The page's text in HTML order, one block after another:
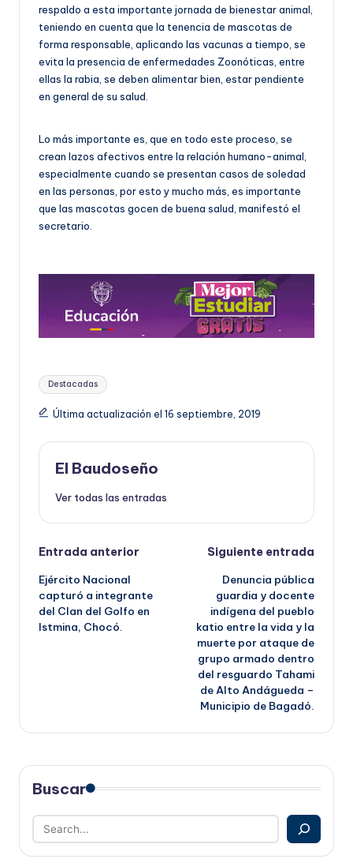
respaldo a esta importante jornada de bienestar animal,
teniendo en cuenta que la tenencia de mascotas de
forma responsable, aplicando las vacunas a tiempo, se
evita la presencia de enfermedades Zoonóticas, entre
ellas la rabia, se deben alimentar bien, estar pendiente
en general de su salud.
Lo más importante es, que en todo este proceso, se
crean lazos afectivos entre la relación humano-animal,
especialmente cuando se presentan casos de soledad
en las personas, por esto y mucho más, es importante
que las mascotas gocen de buena salud, manifestó el
secretario.
Etiquetas:
Destacadas
Última actualización el 16 septiembre, 2019
El Baudoseño
Ver todas las entradas
Navegación
de
entradas
Entrada anterior
Ejército Nacional
capturó a integrante
del Clan del Golfo en
Istmina, Chocó.
Siguiente entrada
Denuncia pública
guardia y docente
indígena del pueblo
katio entre la vida y la
muerte por ataque de
grupo armado dentro
del resguardo Tahami
de Alto Andágueda –
Municipio de Bagadó.
Buscar